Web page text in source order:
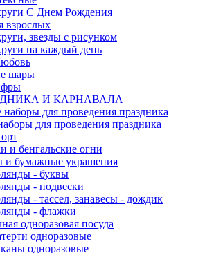
С Днем Рождения
взрослых
звезды с рисунком
на каждый день
шары
И КАРНАВАЛА
наборы для проведения праздника
для проведения праздника
и бенгальские огни
и бумажные украшения
- буквы
- подвески
- тассел, занавесы - дождик
- флажки
одноразовая посуда
одноразовые
одноразовые